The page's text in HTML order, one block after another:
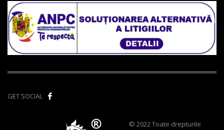
GET SOCIAL
© 2022 Toate drepturile